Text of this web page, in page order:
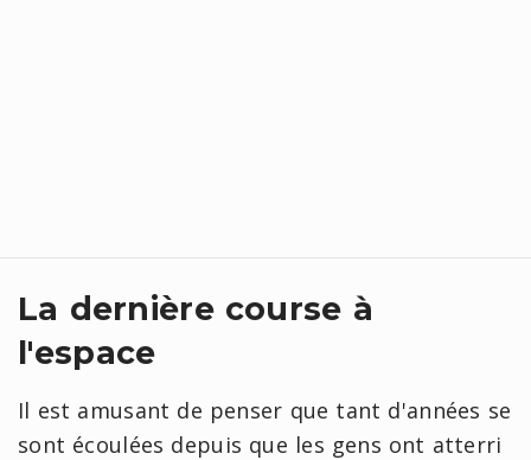
La dernière course à
l'espace
Il est amusant de penser que tant d'années se
sont écoulées depuis que les gens ont atterri